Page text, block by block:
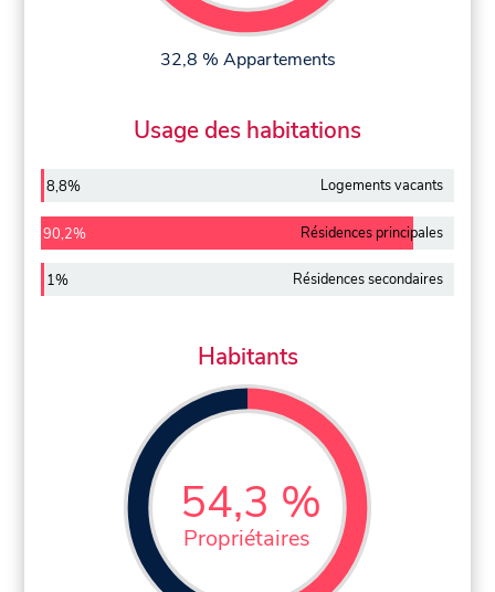
32,8 % Appartements
Usage des habitations
8,8% Logements vacants
90,2% Résidences principales
1% Résidences secondaires
Habitants
54,3 %
Propriétaires